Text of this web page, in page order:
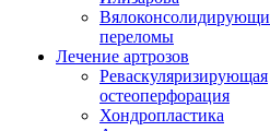
переломы
Лечение артрозов
Реваскуляризирующая
остеоперфорация
Хондропластика